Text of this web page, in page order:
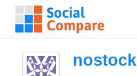
nostock